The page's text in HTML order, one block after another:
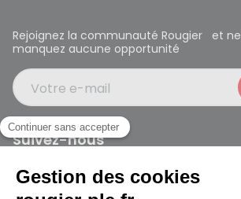
Rejoignez la communauté Rougier et ne
manquez aucune opportunité
Votre e-mail
Suivez-nous